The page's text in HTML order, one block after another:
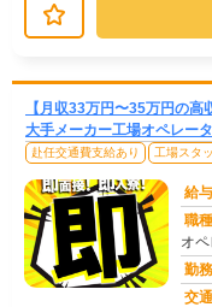
【月収33万円〜35万円の
大手メーカー工場オペレー
赴任交通費支給あり 工場スタ
給
職
オ
勤
交